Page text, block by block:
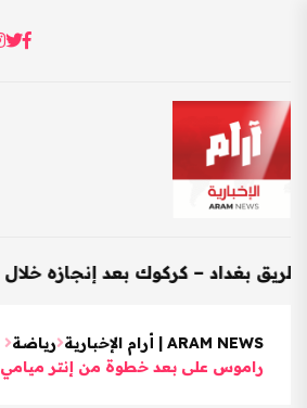
– كركوك بعد إنجازه خلال 200 يوم
ARAM NEWS | أرام الإخبارية
رياضة
راموس على بعد خطوة من إنتر ميامي